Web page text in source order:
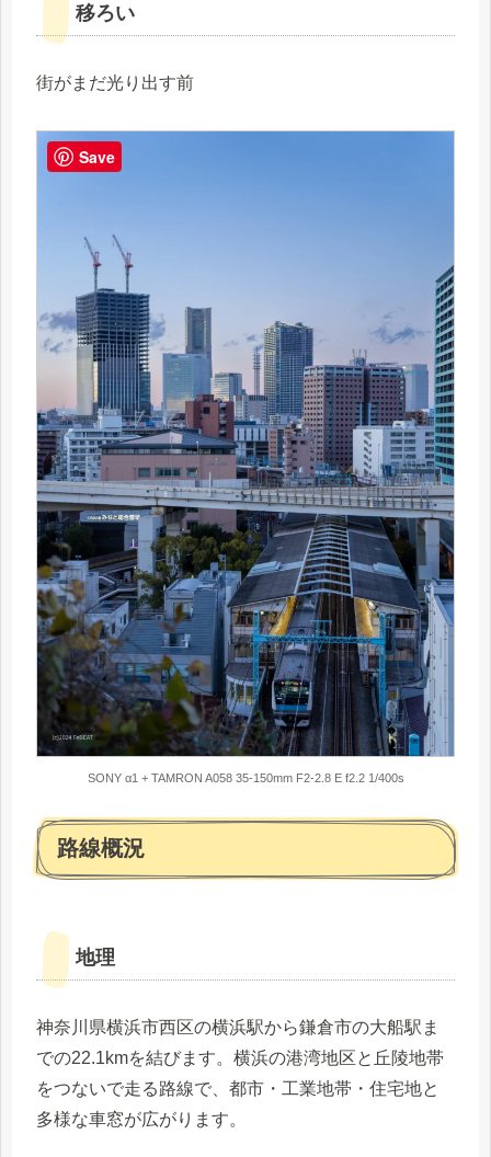
移ろい
街がまだ光り出す前
SONY α1 + TAMRON A058 35-150mm F2-2.8 E f2.2 1/400s
路線概況
地理
神奈川県横浜市西区の横浜駅から鎌倉市の大船駅ま
での22.1kmを結びます。横浜の港湾地区と丘陵地帯
をつないで走る路線で、都市・工業地帯・住宅地と
多様な車窓が広がります。
Save